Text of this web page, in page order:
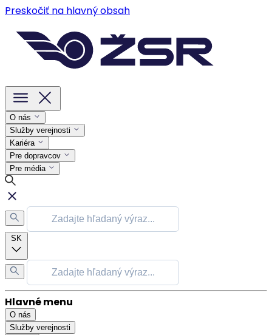
Preskočiť na hlavný obsah
O nás
Služby verejnosti
Kariéra
Pre dopravcov
Pre média
SK
Hlavné menu
O nás
Služby verejnosti